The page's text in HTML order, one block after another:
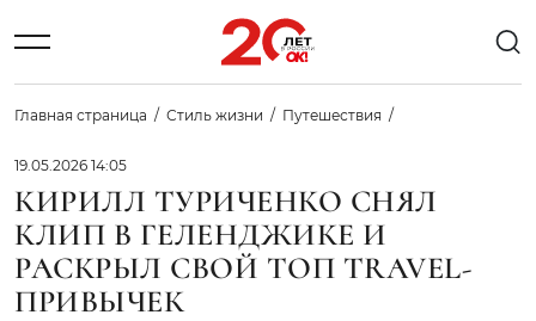
Главная страница Стиль жизни Путешествия
19.05.2026 14:05
КИРИЛЛ ТУРИЧЕНКО СНЯЛ
КЛИП В ГЕЛЕНДЖИКЕ И
РАСКРЫЛ СВОЙ ТОП TRAVEL-
ПРИВЫЧЕК